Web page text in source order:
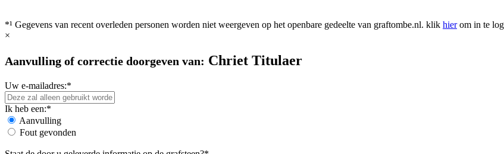
*¹ Gegevens van recent overleden personen worden niet weergeven op het openbare gedeelte van graftombe.nl. klik hierom in te
×
Aanvulling of correctie doorgeven van: Chriet Titulaer
Uw e-mailadres:*
Ik heb een:*
Aanvulling
Fout gevonden